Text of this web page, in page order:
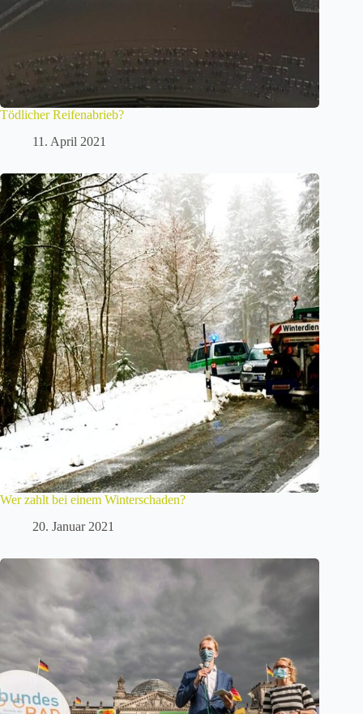
Tödlicher Reifenabrieb?
11. April 2021
Wer zahlt bei einem Winterschaden?
20. Januar 2021